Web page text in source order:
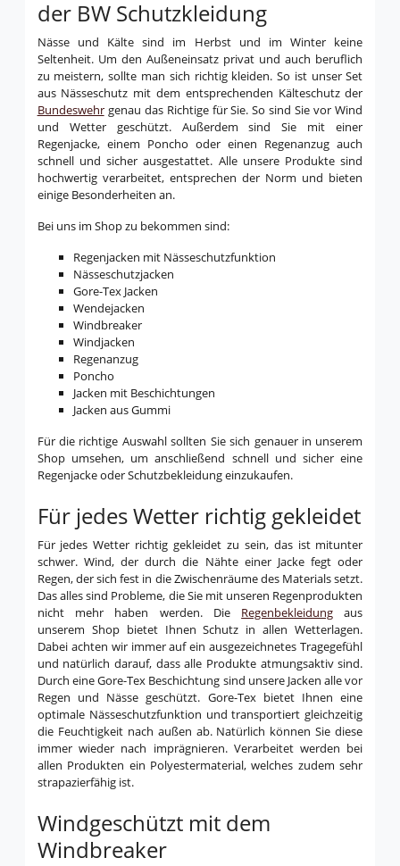
der BW Schutzkleidung
Nässe und Kälte sind im Herbst und im Winter keine
Seltenheit. Um den Außeneinsatz privat und auch beruflich
zu meistern, sollte man sich richtig kleiden. So ist unser Set
aus Nässeschutz mit dem entsprechenden Kälteschutz der
Bundeswehrgenau das Richtige für Sie. So sind Sie vor Wind
und Wetter geschützt. Außerdem sind Sie mit einer
Regenjacke, einem Poncho oder einen Regenanzug auch
schnell und sicher ausgestattet. Alle unsere Produkte sind
hochwertig verarbeitet, entsprechen der Norm und bieten
einige Besonderheiten an.
Bei uns im Shop zu bekommen sind:
Regenjacken mit Nässeschutzfunktion
Nässeschutzjacken
Gore-Tex Jacken
Wendejacken
Windbreaker
Windjacken
Regenanzug
Poncho
Jacken mit Beschichtungen
Jacken aus Gummi
Für die richtige Auswahl sollten Sie sich genauer in unserem
Shop umsehen, um anschließend schnell und sicher eine
Regenjacke oder Schutzbekleidung einzukaufen.
Für jedes Wetter richtig gekleidet
Für jedes Wetter richtig gekleidet zu sein, das ist mitunter
schwer. Wind, der durch die Nähte einer Jacke fegt oder
Regen, der sich fest in die Zwischenräume des Materials setzt.
Das alles sind Probleme, die Sie mit unseren Regenprodukten
nicht mehr haben werden. Die Regenbekleidung aus
unserem Shop bietet Ihnen Schutz in allen Wetterlagen.
Dabei achten wir immer auf ein ausgezeichnetes Tragegefühl
und natürlich darauf, dass alle Produkte atmungsaktiv sind.
Durch eine Gore-Tex Beschichtung sind unsere Jacken alle vor
Regen und Nässe geschützt. Gore-Tex bietet Ihnen eine
optimale Nässeschutzfunktion und transportiert gleichzeitig
die Feuchtigkeit nach außen ab. Natürlich können Sie diese
immer wieder nach imprägnieren. Verarbeitet werden bei
allen Produkten ein Polyestermaterial, welches zudem sehr
strapazierfähig ist.
Windgeschützt mit dem
Windbreaker